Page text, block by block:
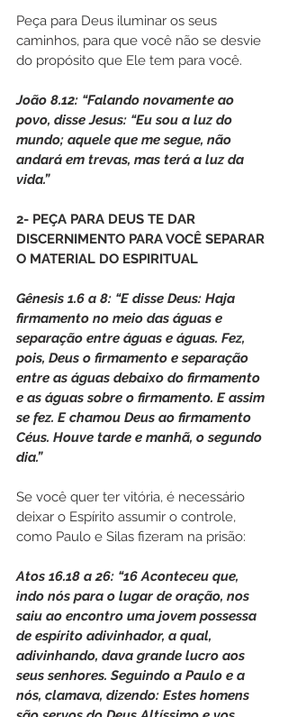
Peça para Deus iluminar os seus
caminhos, para que você não se desvie
do propósito que Ele tem para você.
João 8.12: “Falando novamente ao
povo, disse Jesus: “Eu sou a luz do
mundo; aquele que me segue, não
andará em trevas, mas terá a luz da
vida.”
2- PEÇA PARA DEUS TE DAR
DISCERNIMENTO PARA VOCÊ SEPARAR
O MATERIAL DO ESPIRITUAL
Gênesis 1.6 a 8: “E disse Deus: Haja
firmamento no meio das águas e
separação entre águas e águas. Fez,
pois, Deus o firmamento e separação
entre as águas debaixo do firmamento
e as águas sobre o firmamento. E assim
se fez. E chamou Deus ao firmamento
Céus. Houve tarde e manhã, o segundo
dia.”
Se você quer ter vitória, é necessário
deixar o Espírito assumir o controle,
como Paulo e Silas fizeram na prisão:
Atos 16.18 a 26: “16 Aconteceu que,
indo nós para o lugar de oração, nos
saiu ao encontro uma jovem possessa
de espírito adivinhador, a qual,
adivinhando, dava grande lucro aos
seus senhores. Seguindo a Paulo e a
nós, clamava, dizendo: Estes homens